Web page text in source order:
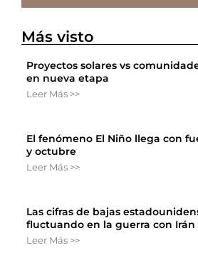
Más visto
Proyectos solares vs
en nueva etapa
Leer Más >>
El fenómeno El Niño llega con
y octubre
Leer Más >>
Las cifras de bajas
fluctuando en la guerra con Irán
Leer Más >>